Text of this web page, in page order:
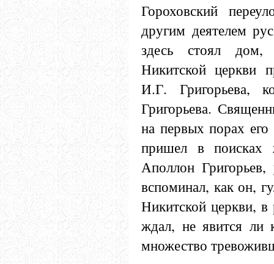
Гороховский
другим деятелем
здесь стоял
Никитской церкви
И.Г. Григорьева,
Григорьева.
на первых порах
пришел в поисках
Аполлон
вспоминал, как он,
Никитской церкви, в
ждал, не явится ли
множество